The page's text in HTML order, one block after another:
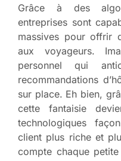
Grâce à des
entreprises sont
massives pour offrir
aux voyageurs.
personnel qui
recommandations
sur place. Eh bien,
cette fantaisie
technologiques
client plus riche et
compte chaque